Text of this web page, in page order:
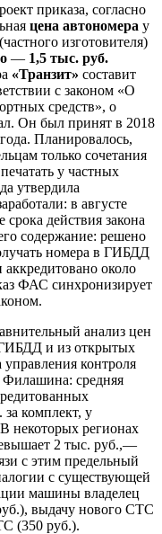
приказа, согласно
цена автономера у
изготовителя)
— 1,5 тыс. руб.
«Транзит» составит
с законом «О
средств», о
Он был принят в 2018
Планировалось,
только сочетания
у частных
утвердила
в августе
действия закона
содержание: решено
номера в ГИБДД
около
ФАС синхронизирует
анализ цен
ГИБДД и из открытых
управления контроля
средняя
за комплект, у
некоторых регионах
2 тыс. руб.,—
с этим предельный
с существующей
машины владелец
выдачу нового СТС
(350 руб.).